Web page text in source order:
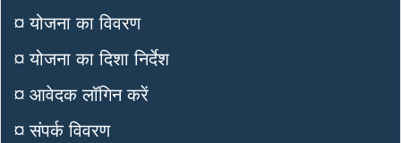
¤ योजना का विवरण
¤ योजना का दिशा निर्देश
¤ आवेदक लॉगिन करें
¤ संपर्क विवरण